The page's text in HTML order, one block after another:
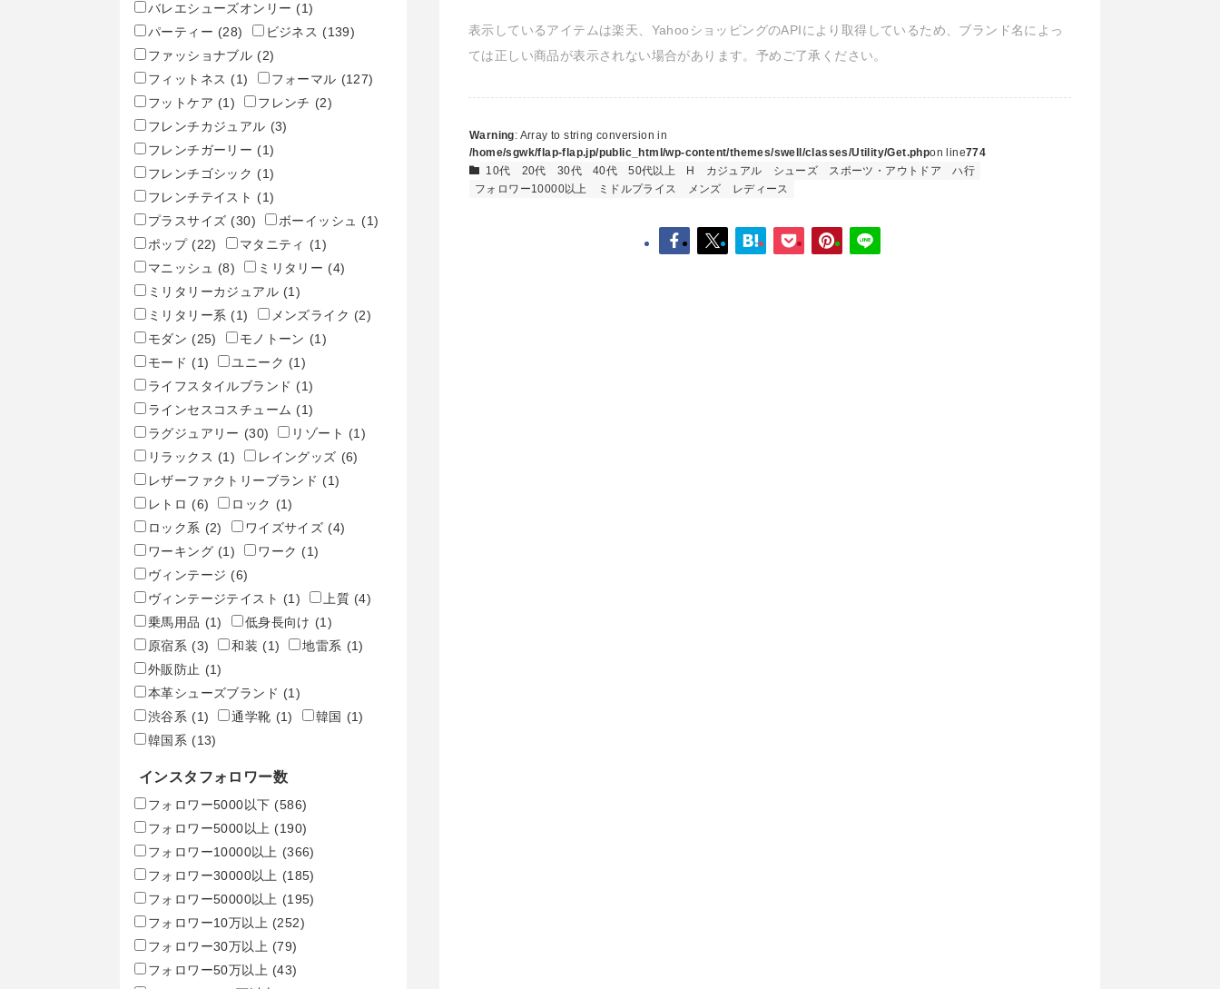
表示しているアイテムは楽天、YahooショッピングのAPIにより取得しているため、ブランド名によっ
ては正しい商品が表示されない場合があります。予めご了承ください。
Warning: Array to string conversion in
/home/sgwk/flap-flap.jp/public_html/wp-content/themes/swell/classes/Utility/Get.phpon line774
10代
20代 30代 40代 50代以上 H カジュアル シューズ スポーツ・アウトドア
ハ行
フォロワー10000以上
ミドルプライス メンズ レディース
バレエシューズオンリー (1)
パーティー (28) ビジネス (139)
ファッショナブル (2)
フィットネス (1) フォーマル (127)
フットケア (1) フレンチ (2)
フレンチカジュアル (3)
フレンチガーリー (1)
フレンチゴシック (1)
フレンチテイスト (1)
プラスサイズ (30) ボーイッシュ (1)
ポップ (22) マタニティ
(1)
マニッシュ (8) ミリタリー (4)
ミリタリーカジュアル (1)
ミリタリー系 (1) メンズライク (2)
モダン (25) モノトーン (1)
モード (1) ユニーク (1)
ライフスタイルブランド (1)
ラインセスコスチューム (1)
ラグジュアリー (30) リゾート (1)
リラックス (1) レイングッズ (6)
レザーファクトリーブランド (1)
レトロ (6) ロック (1)
ロック系 (2) ワイズサイズ (4)
ワーキング (1) ワーク (1)
ヴィンテージ (6)
ヴィンテージテイスト (1) 上質 (4)
乗馬用品 (1) 低身長向け (1)
原宿系 (3) 和装 (1) 地雷系 (1)
外販防止 (1)
本革シューズブランド (1)
渋谷系 (1) 通学靴 (1) 韓国 (1)
韓国系 (13)
インスタフォロワー数
フォロワー5000以下 (586)
フォロワー5000以上 (190)
フォロワー10000以上 (366)
フォロワー30000以上 (185)
フォロワー50000以上 (195)
フォロワー10万以上 (252)
フォロワー30万以上 (79)
フォロワー50万以上 (43)